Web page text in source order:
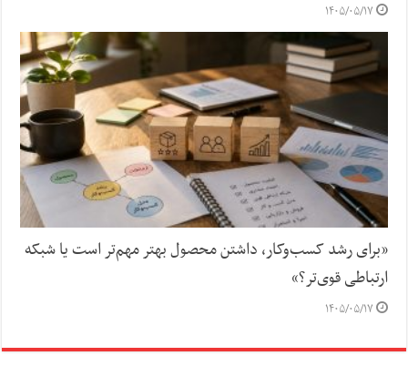
۱۴۰۵/۰۵/۱۷
«برای رشد کسب‌وکار، داشتن محصول بهتر مهم‌تر است یا شبکه
ارتباطی قوی‌تر؟»
۱۴۰۵/۰۵/۱۷